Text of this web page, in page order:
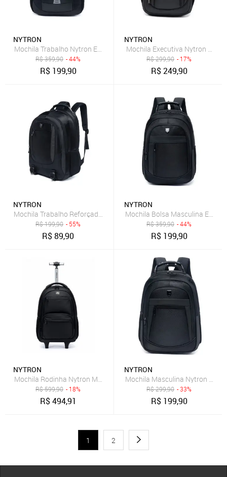
NYTRON
Mochila Trabalho Nytron Executiva Masculina Espaçosa Resistente
R$359,90 - 44%
R$ 199,90
NYTRON
Mochila Executiva Nytron
R$299,90 - 17%
R$249,90
NYTRON
Mochila Trabalho Reforçada Espaçosa Nytron Executiva
R$199,90 - 55%
R$89,90
NYTRON
Mochila Bolsa Masculina
R$359,90 - 44%
R$ 199,90
NYTRON
Mochila Rodinha Nytron Masculina Espaçosa Viagem Trabalho
R$599,90 - 18%
R$494,91
NYTRON
Mochila Masculina Nytron
R$299,90 - 33%
R$ 199,90
1 2